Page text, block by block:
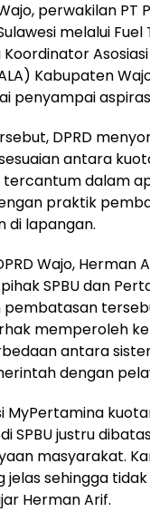
perwakilan PT
melalui
Kabupaten
penyampai
DPRD
antara
tercantum dalam
praktik
di lapangan.
Wajo, Herman
SPBU dan
pembatasan
memperoleh
antara
dengan
MyPertamina
SPBU justru
masyarakat.
jelas sehingga
Herman Arif.